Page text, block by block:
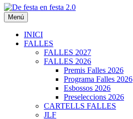
De festa en festa 2.0
Menú
INICI
FALLES
FALLES 2027
FALLES 2026
Premis Falles 2026
Programa Falles 2026
Esbossos 2026
Preseleccions 2026
CARTELLS FALLES
JLF